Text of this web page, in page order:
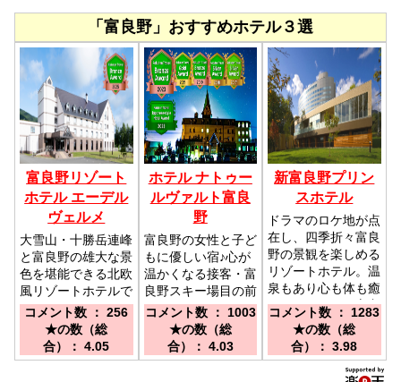
「富良野」おすすめホテル３選
富良野リゾート
ホテル エーデル
ヴェルメ
大雪山・十勝岳連峰
と富良野の雄大な景
色を堪能できる北欧
風リゾートホテルで
コンセプトルームを
多数ご用意／札幌IC
から道央自動車道、
三笠ICまで約30
コメント数 ： 256
★の数（総
合）： 4.05
ホテル ナトゥー
ルヴァルト富良
野
富良野の女性と子ど
もに優しい宿♪心が
温かくなる接客・富
良野スキー場目の前
／車札幌から約3時
間、旭川・旭山動物
園から約1時間/旭川
空港 富良野バス
コメント数 ： 1003
★の数（総
合）： 4.03
新富良野プリン
スホテル
ドラマのロケ地が点
在し、四季折々富良
野の景観を楽しめる
リゾートホテル。温
泉もあり心も体も癒
されます／ＪＲ富良
野駅タクシー10分
／道央自動車道 三
笠ＩＣより車で約
60分／旭川空港か
コメント数 ： 1283
★の数（総
合）： 3.98